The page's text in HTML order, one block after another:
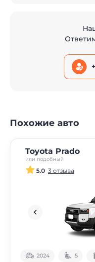
Похожие авто
Toyota Prado
или подобный
5.0 3 отзыва
2024 5